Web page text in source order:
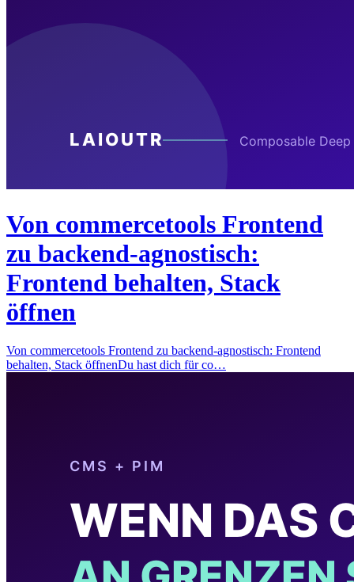
Von commercetools Frontend
zu backend-agnostisch:
Frontend behalten, Stack
öffnen
Von commercetools Frontend zu backend-agnostisch: Frontend
behalten, Stack öffnenDu hast dich für co…